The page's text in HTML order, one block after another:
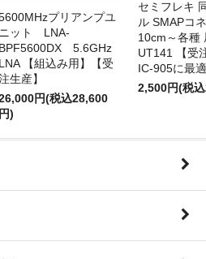
プリアンプユ
ニット LNA-
BPF5600DX 5.6GHz
LNA 【組込み用】【受
生産】
円(税込28,600
円)
セミフレキ
ル SMAPコ
10cm～各種
UT141 【
IC-905に最適
2,500円(税